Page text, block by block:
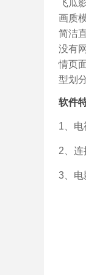
飞瓜
画质
简洁
没有
情页
型划
软件
1、
2、
3、电